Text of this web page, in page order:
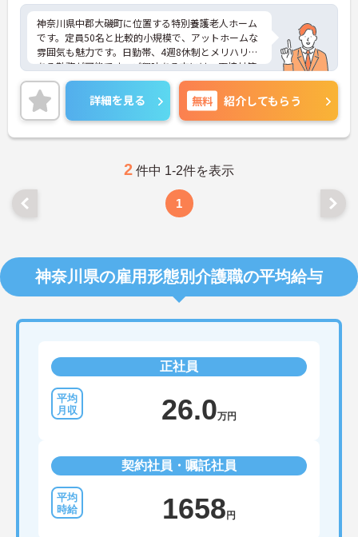
神奈川県中郡大磯町に位置する特別養護老人ホーム
です。定員50名と比較的小規模で、アットホームな
雰囲気も魅力です。日勤帯、4週8休制とメリハリの
ある勤務が可能です。ご興味ある方には、面接対策
ポイントなど、さらに詳細をお話しいたしますので
お気軽にご相談ください！
詳細を見る 無料 紹介してもらう
2 件中 1-2件を表示
1
神奈川県の雇用形態別介護職の平均給与
正社員
26.0万円
契約社員・嘱託社員
1658 円